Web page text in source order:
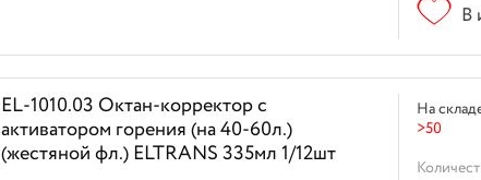
В
EL-1010.03 Октан-корректор с
активатором горения (на 40-60л.)
(жестяной фл.) ELTRANS 335мл 1/12шт
На
>50